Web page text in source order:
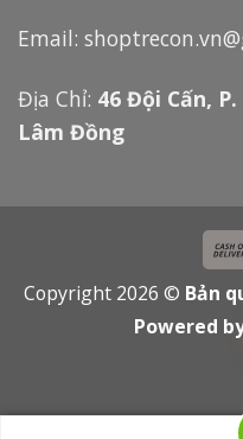
Email:
Địa Chỉ: 46 Đội Cấn,
Lâm Đồng
Copyright 2026 © Bản
Powered